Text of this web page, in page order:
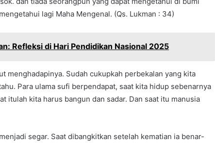
lagi Maha Mengenal. (Qs. Lukman : 34)
Refleksi di Hari Pendidikan Nasional 2025
menghadapinya. Sudah cukupkah perbekalan yang kita
Para ulama sufi berpendapat, saat kita hidup sebenarnya
itulah kita harus bangun dan sadar. Dan saat itu manusia
segar. Saat dibangkitkan setelah kematian ia benar-